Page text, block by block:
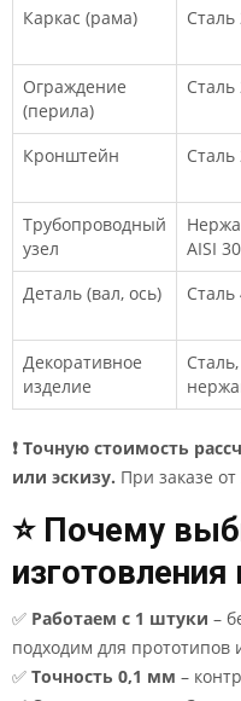
Каркас (рама)
Сталь
Ограждение
(перила)
Сталь
Кронштейн
Сталь
Трубопроводный
узел
AISI
Деталь (вал, ось)
Сталь
Декоративное
изделие
Сталь,
❗ Точную стоимость
или эскизу. При заказе
⭐ Почему
изготовления
✅ Работаем с 1 штуки –
подходим для прототипов
✅ Точность 0,1 мм –